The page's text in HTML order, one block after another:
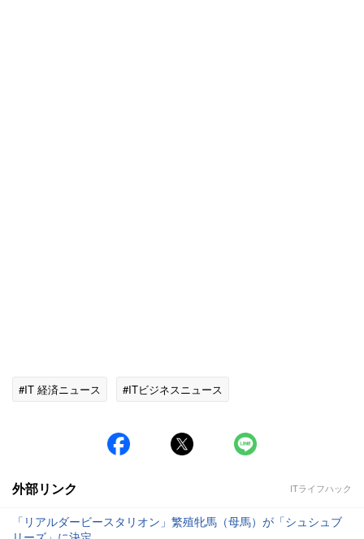
#IT 経済ニュース #ITビジネスニュース
外部リンク ITライフハック
「リアルダービースタリオン」繁殖牝馬（母馬）が「シュシュブ